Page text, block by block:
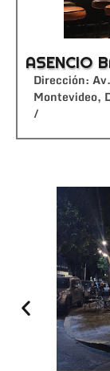
ASENCIO
Dirección:
Montevideo,
/